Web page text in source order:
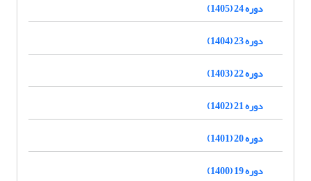
دوره 24 (1405)
دوره 23 (1404)
دوره 22 (1403)
دوره 21 (1402)
دوره 20 (1401)
دوره 19 (1400)